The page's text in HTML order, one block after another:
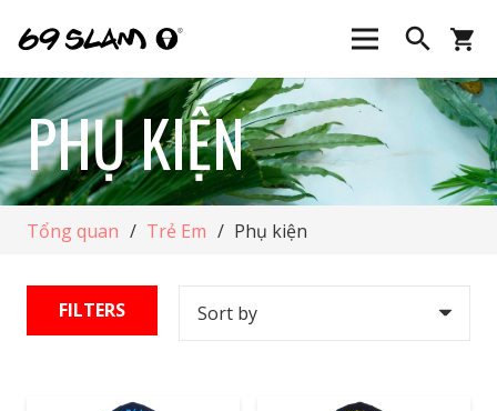
search shopping_cart
PHỤ KIỆN
Tổng quan / Trẻ Em / Phụ kiện
FILTERS